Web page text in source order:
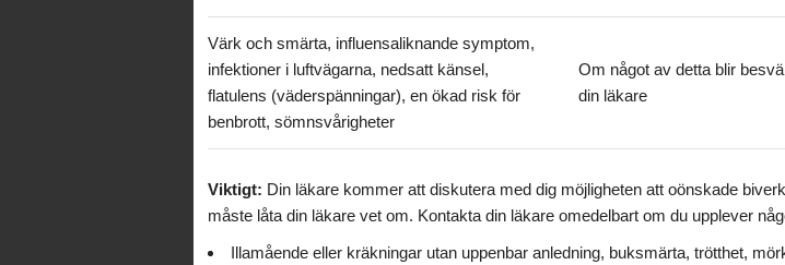
Värk och smärta, influensaliknande symptom,
infektioner i luftvägarna, nedsatt känsel,
flatulens (väderspänningar), en ökad risk för
benbrott, sömnsvårigheter
Om något av detta blir
din läkare
Viktigt: Din läkare kommer att diskutera med dig möjligheten att oönskade
måste låta din läkare vet om. Kontakta din läkare omedelbart om du upplever
Illamående eller kräkningar utan uppenbar anledning, buksmärta, trötthet,